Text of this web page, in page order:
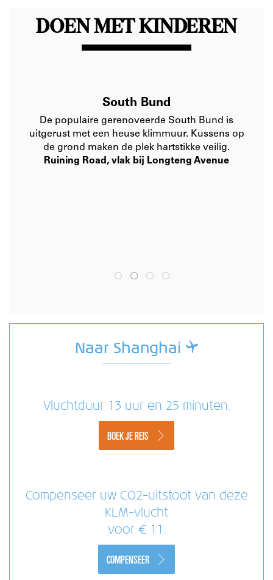
DOEN MET KINDEREN
South Bund
De populaire gerenoveerde South Bund is
uitgerust met een heuse klimmuur. Kussens op
de grond maken de plek hartstikke veilig.
Ruining Road, vlak bij Longteng Avenue
Naar Shanghai
Vluchtduur 13 uur en 25 minuten.
BOEK JE REIS
Compenseer uw CO2-uitstoot van deze
KLM-vlucht
voor € 11.
COMPENSEER